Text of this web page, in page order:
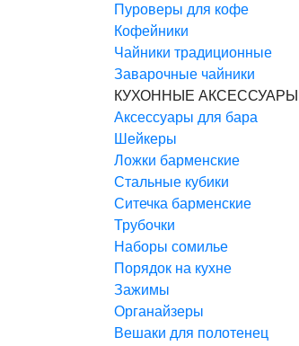
Пуроверы для кофе
Кофейники
Чайники традиционные
Заварочные чайники
КУХОННЫЕ АКСЕССУАРЫ
Аксессуары для бара
Шейкеры
Ложки барменские
Стальные кубики
Ситечка барменские
Трубочки
Наборы сомилье
Порядок на кухне
Зажимы
Органайзеры
Вешаки для полотенец